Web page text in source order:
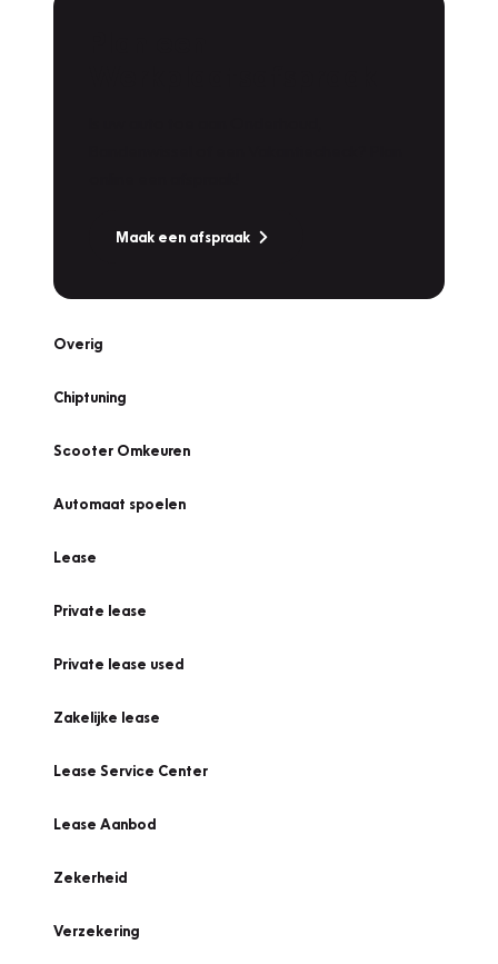
Maak een afspraak
Overig
Chiptuning
Scooter Omkeuren
Automaat spoelen
Lease
Private lease
Private lease used
Zakelijke lease
Lease Service Center
Lease Aanbod
Zekerheid
Verzekering